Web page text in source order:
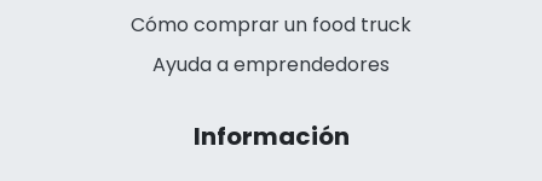
Cómo comprar un food truck
Ayuda a emprendedores
Información